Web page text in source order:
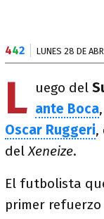
442 LUNES 28 DE
L uego del
ante Boca
Oscar Ruggeri,
delXeneize.
El futbolista
primer